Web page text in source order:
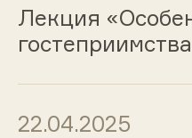
Лекция
22.04.2025